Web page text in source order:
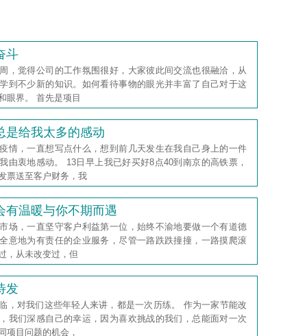
斗
，觉得公司的工作氛围很好，大家彼此间交流也很融洽，从
到不少新的知识。如何看待事物的眼光并丰富了自己对于这
眼界。 首先是项目
是给我太多的感动
情，一直想写点什么，想到前几天发生在我自己身上的一件
由衷地感动。 13日早上我已好买好8点40到南京的高铁票，
票送至客户财务，我
有温暖与你不期而遇
场，一直坚守客户利益第一位，始终不渝地要做一个有道德
意地为有责任的企业服务，尽管一路跌跌撞撞，一路摸爬滚
，从未改变过，但
发
，对我们这些年轻人来讲，都是一次历练。 作为一家节能改
我们深感自己的幸运，因为喜欢挑战的我们，总能面对一次
项目问题的机会，